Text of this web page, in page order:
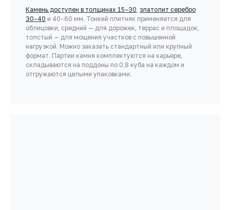
Камень доступен в толщинах 15–30, златолит серебро
30–40 и 40–60 мм. Тонкий плитняк применяется для
облицовки, средний — для дорожек, террас и площадок,
толстый — для мощения участков с повышенной
нагрузкой. Можно заказать стандартный или крупный
формат. Партии камня комплектуются на карьере,
складываются на поддоны по 0,8 куба на каждом и
отгружаются целыми упаковками.